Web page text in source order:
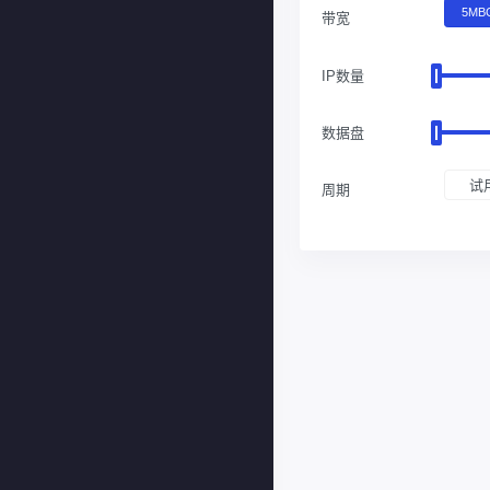
带宽
IP数量
数据盘
周期 试